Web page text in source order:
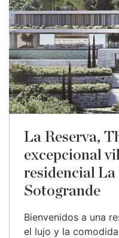
La Reserva,
excepcional
residencial La
Sotogrande
Bienvenidos a una
el lujo y la